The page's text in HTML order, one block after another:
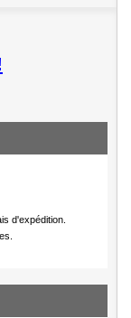
d'expédition.